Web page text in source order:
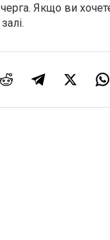
Якщо ви